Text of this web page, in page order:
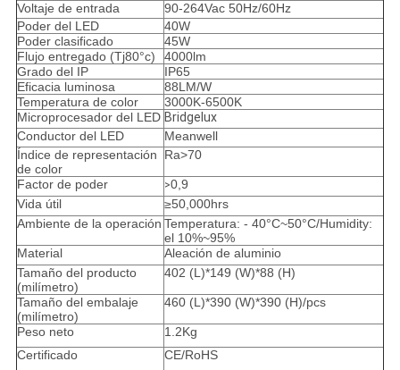
Voltaje de entrada
90-264Vac 50Hz/60Hz
Poder del LED
40W
Poder clasificado
45W
Flujo entregado (Tj80°c)
4000lm
Grado del IP
IP65
Eficacia luminosa
88LM/W
Temperatura de color
3000K-6500K
Microprocesador del LED Bridgelux
Conductor del LED
Meanwell
Índice de representación
de color
Ra>70
Factor de poder >0,9
Vida útil
≥50,000hrs
Ambiente de la operación Temperatura: - 40°C~50°C/Humidity:
el 10%~95%
Material
Aleación de aluminio
Tamaño del producto
(milímetro)
402 (L)*149 (W)*88 (H)
Tamaño del embalaje
(milímetro)
460 (L)*390 (W)*390 (H)/pcs
Peso neto
1.2Kg
Certificado
CE/RoHS